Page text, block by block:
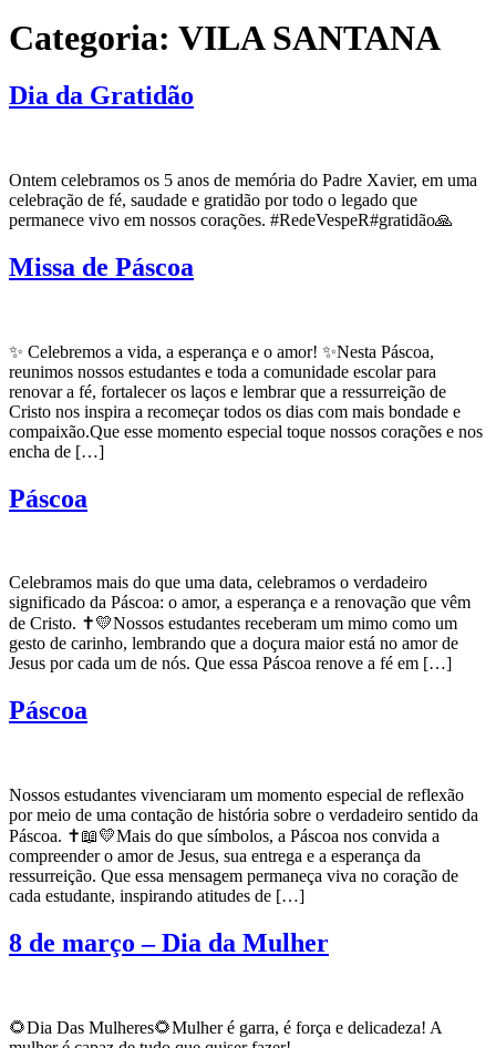
Categoria: VILA SANTANA
Dia da Gratidão
Ontem celebramos os 5 anos de memória do Padre Xavier, em uma
celebração de fé, saudade e gratidão por todo o legado que
permanece vivo em nossos corações. #RedeVespeR#gratidão🙏
Missa de Páscoa
✨ Celebremos a vida, a esperança e o amor! ✨Nesta Páscoa,
reunimos nossos estudantes e toda a comunidade escolar para
renovar a fé, fortalecer os laços e lembrar que a ressurreição de
Cristo nos inspira a recomeçar todos os dias com mais bondade e
compaixão.Que esse momento especial toque nossos corações e nos
encha de […]
Páscoa
Celebramos mais do que uma data, celebramos o verdadeiro
significado da Páscoa: o amor, a esperança e a renovação que vêm
de Cristo. ✝️💛Nossos estudantes receberam um mimo como um
gesto de carinho, lembrando que a doçura maior está no amor de
Jesus por cada um de nós. Que essa Páscoa renove a fé em […]
Páscoa
Nossos estudantes vivenciaram um momento especial de reflexão
por meio de uma contação de história sobre o verdadeiro sentido da
Páscoa. ✝️📖💛Mais do que símbolos, a Páscoa nos convida a
compreender o amor de Jesus, sua entrega e a esperança da
ressurreição. Que essa mensagem permaneça viva no coração de
cada estudante, inspirando atitudes de […]
8 de março – Dia da Mulher
🌻Dia Das Mulheres🌻Mulher é garra, é força e delicadeza! A